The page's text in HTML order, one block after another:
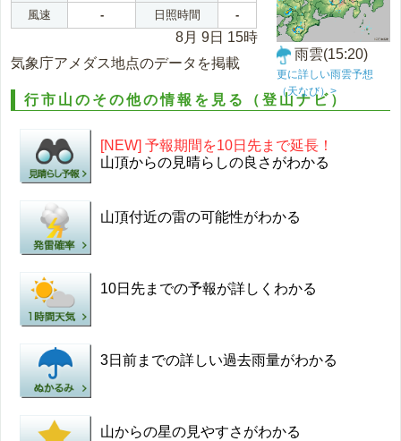
風速
- 日照時間 -
8月 9日 15時
気象庁アメダス地点のデータを掲載
雨雲(15:20)
更に詳しい雨雲予想
（天なび）>
行市山のその他の情報を見る（登山ナビ）
[NEW] 予報期間を10日先まで延長！
山頂からの見晴らしの良さがわかる
山頂付近の雷の可能性がわかる
10日先までの予報が詳しくわかる
3日前までの詳しい過去雨量がわかる
山からの星の見やすさがわかる